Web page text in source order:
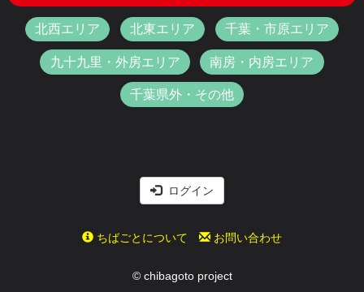
北西エリア 北東エリア 千葉・市原エリア
九十九里・外房エリア 南房・内房エリア
千葉県外・その他
ログイン
ちばごとについて お問い合わせ
© chibagoto project